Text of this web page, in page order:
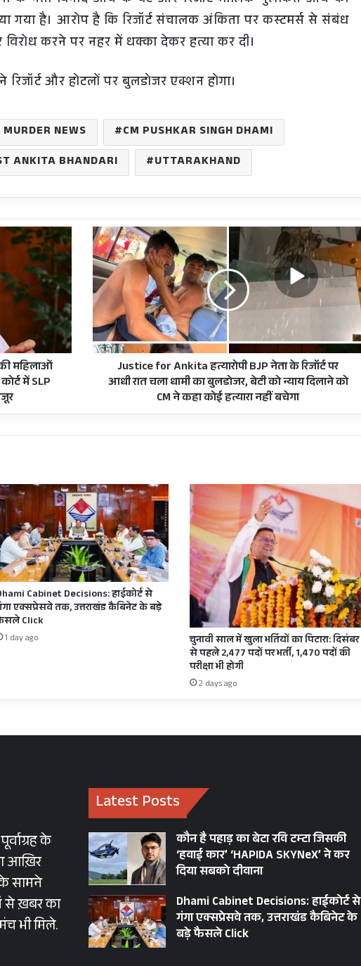
गया है। आरोप है कि रिजॉर्ट संचालक अंकिता पर कस्टमर्स से संबंध
करने पर नहर में धक्का देकर हत्या कर दी।
और होटलों पर बुलडोजर एक्शन होगा।
NEWS
CM PUSHKAR SINGH DHAMI
ANKITA BHANDARI
UTTARAKHAND
महिलाओं
में SLP
Justice
for
Ankita
हत्यारोपी
BJP
नेता
के
रिजॉर्ट
पर
धामी
बुलडोजर,
न्याय
दिलाने
को
CM
ने
कहा
कोई
हत्यारा
नहीं
Justice for Ankita हत्यारोपी BJP नेता के रिजॉर्ट पर
आधी रात चला धामी का बुलडोजर, बेटी को न्याय दिलाने को
CM ने कहा कोई हत्यारा नहीं बचेगा
Cabinet Decisions: हाईकोर्ट से
एक्सप्रेसवे तक, उत्तराखंड कैबिनेट के बड़े
Click
1 day ago चुनावी साल में खुला भर्तियों का पिटारा: दिसंबर
से पहले 2,477 पदों पर भर्ती, 1,470 पदों की
परीक्षा भी होगी
2 days ago
के
आख़िर
सामने
से ख़बर का
भी मिले.
Latest Posts
कौन है पहाड़ का बेटा रवि टम्टा जिसकी
‘हवाई कार’ ‘HAPIDA SKYNeX’ ने कर
दिया सबको दीवाना
Dhami Cabinet Decisions: हाईकोर्ट से
गंगा एक्सप्रेसवे तक, उत्तराखंड कैबिनेट के
बड़े फैसले Click